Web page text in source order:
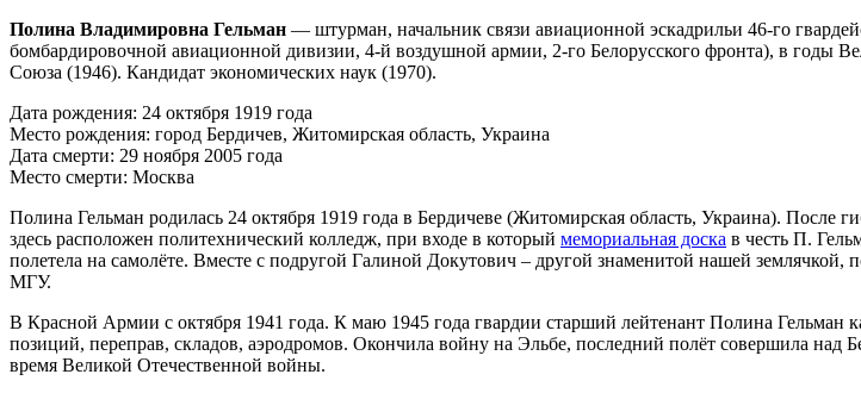
Полина Владимировна Гельман — штурман, начальник связи авиационной эскадрильи 46-го
бомбардировочной авиационной дивизии, 4-й воздушной армии, 2-го Белорусского фронта), в годы
Союза (1946). Кандидат экономических наук (1970).
Дата рождения: 24 октября 1919 года
Место рождения: город Бердичев, Житомирская область, Украина
Дата смерти: 29 ноября 2005 года
Место смерти: Москва
Полина Гельман родилась 24 октября 1919 года в Бердичеве (Житомирская область, Украина). После
здесь расположен политехнический колледж, при входе в который мемориальная доска в честь П.
полетела на самолёте. Вместе с подругой Галиной Докутович – другой знаменитой нашей землячкой,
МГУ.
В Красной Армии с октября 1941 года. К маю 1945 года гвардии старший лейтенант Полина
позиций, переправ, складов, аэродромов. Окончила войну на Эльбе, последний полёт совершила
время Великой Отечественной войны.